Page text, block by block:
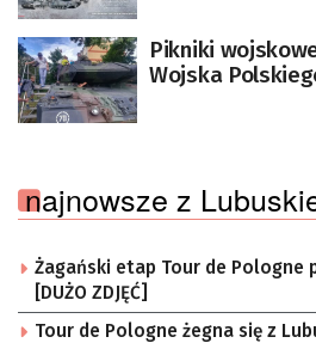
Pikniki
Wojska
najnowsze z
Żagański etap Tour de Pologne
[DUŻO ZDJĘĆ]
Tour de Pologne żegna się z